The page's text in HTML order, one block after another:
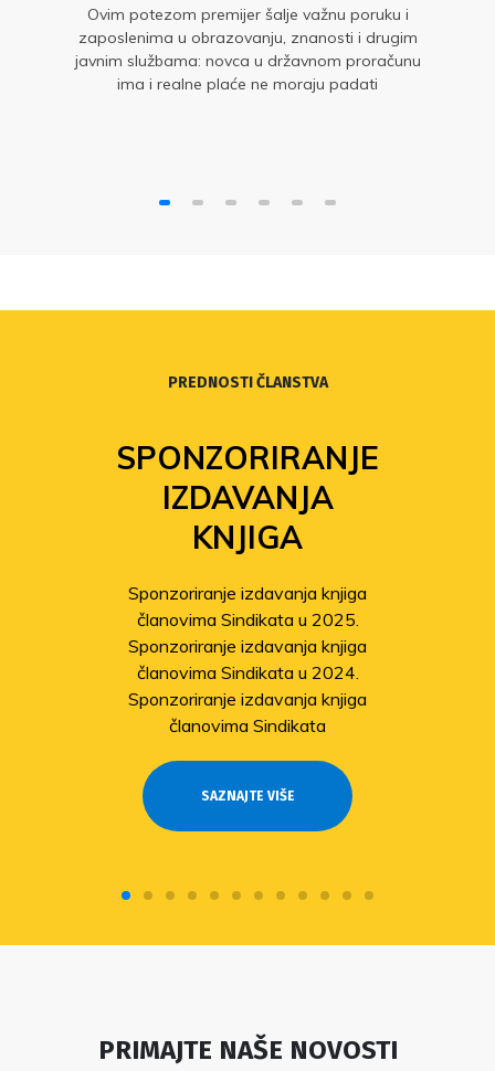
Ovim potezom premijer šalje važnu poruku i
zaposlenima u obrazovanju, znanosti i drugim
javnim službama: novca u državnom proračunu
ima i realne plaće ne moraju padati
PREDNOSTI ČLANSTVA
SPONZORIRANJE
IZDAVANJA
KNJIGA
Sponzoriranje izdavanja knjiga
članovima Sindikata u 2025.
Sponzoriranje izdavanja knjiga
članovima Sindikata u 2024.
Sponzoriranje izdavanja knjiga
članovima Sindikata
SAZNAJTE VIŠE
PRIMAJTE NAŠE NOVOSTI